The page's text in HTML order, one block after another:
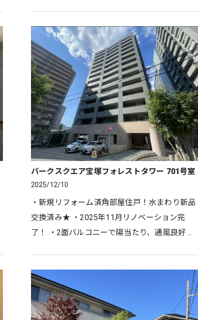
パークスクエア宝塚フォレストタワー 701号室
2025/12/10
・新規リフォーム済角部屋住戸！水まわり新品
交換済み★ ・2025年11月リノベーション完
了！ ・2面バルコニーで陽当たり、通風良好 ・